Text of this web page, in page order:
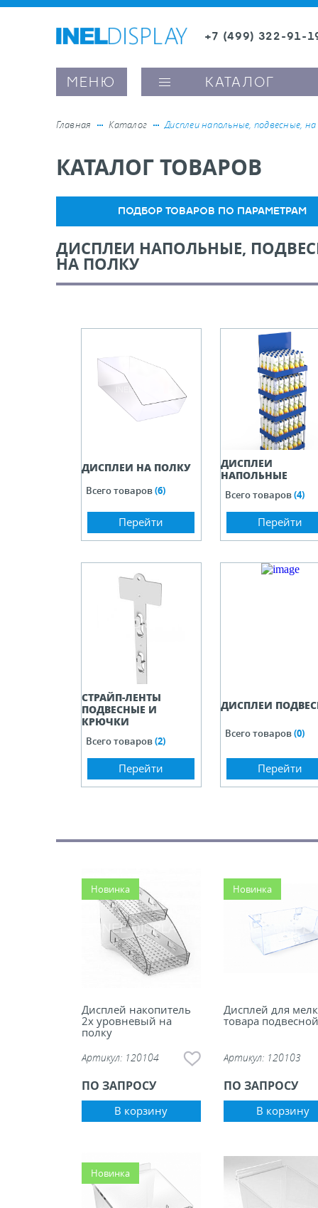
+7 (499) 322-91-
МЕНЮ КАТАЛОГ
ценникодержатели
полочного пространства
вывесок и шелфтокеры
рамки и аксессуары
напольные, подвесные, на полку
покупателей
конструкции из алюминиевого
Главная Каталог Дисплеи напольные, подвесные, на
КАТАЛОГ ТОВАРОВ
ПОДБОР ТОВАРОВ ПО ПАРАМЕТРАМ
ДИСПЛЕИ НАПОЛЬНЫЕ,
НА ПОЛКУ
ДИСПЛЕИ НА ПОЛКУ
Всего товаров(6)
Перейти
ДИСПЛЕИ
НАПОЛЬНЫЕ
Всего товаров(4)
Перейти
СТРАЙП-ЛЕНТЫ
ПОДВЕСНЫЕ И
КРЮЧКИ
Всего товаров(2)
Перейти
ДИСПЛЕИ
Всего товаров(0)
Перейти
Новинка
Дисплей накопитель
2х уровневый на
полку
Артикул: 120104
ПО ЗАПРОСУ
В корзину
Новинка
Дисплей для
товара подвесной
Артикул: 120103
ПО ЗАПРОСУ
В корзину
Новинка